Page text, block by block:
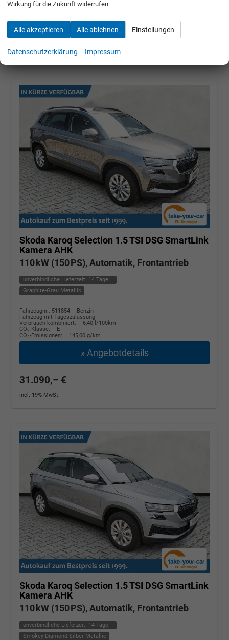
30.684,– €
incl. 19% MwSt.
UVP:40.740,– €
Skoda Karoq Selection 1.5 TSI DSG SmartLink
Kamera AHK
110 kW (150 PS), Automatik, Frontantrieb
unverbindliche Lieferzeit: 14 Tage
Graphite-Grau Metallic
Fahrzeugnr.: 511854
Benzin
Fahrzeug mit Tageszulassung
Verbrauch kombiniert:
6,40 l/100km
CO2-Klasse:
E
CO2-Emissionen: 145,00 g/km
» Angebotdetails
31.090,– €
incl. 19% MwSt.
Skoda Karoq Selection 1.5 TSI DSG SmartLink
Kamera AHK
110 kW (150 PS), Automatik, Frontantrieb
unverbindliche Lieferzeit: 14 Tage
Smokey Diamond-Silber Metallic
Wirkung für die Zukunft widerrufen.
Alle akzeptieren Alle ablehnen Einstellungen
Datenschutzerklärung Impressum